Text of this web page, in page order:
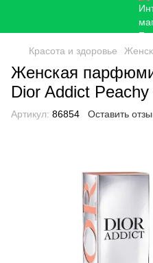
Красота и здоровье
Женская
Dior Addict
Артикул: 86854 Оставить